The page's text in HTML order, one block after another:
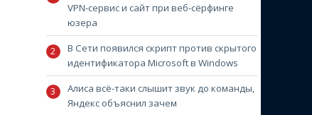
VPN-сервис и сайт при веб-сёрфинге
юзера
В Сети появился скрипт против скрытого
идентификатора Microsoft в Windows
Алиса всё-таки слышит звук до команды,
Яндекс объяснил зачем